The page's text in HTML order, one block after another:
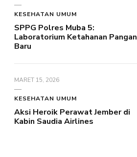
KESEHATAN UMUM
SPPG Polres Muba 5:
Laboratorium Ketahanan Pangan
Baru
MARET 15, 2026
KESEHATAN UMUM
Aksi Heroik Perawat Jember di
Kabin Saudia Airlines